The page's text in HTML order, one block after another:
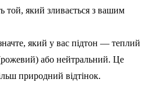
той, який зливається з вашим
який у вас підтон — теплий
або нейтральний. Це
природний відтінок.